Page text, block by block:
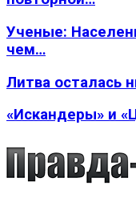
Ученые:
чем…
Литва осталась
«Искандеры» и